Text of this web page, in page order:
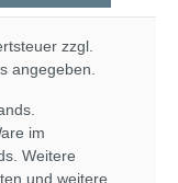
zzgl.
angegeben.
im
Weitere
und weitere